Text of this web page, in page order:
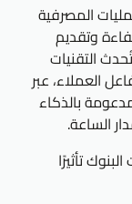
المصرفية
وتقديم
التقنيات
العملاء، عبر
بالذكاء
الساعة.
تأثيرًا